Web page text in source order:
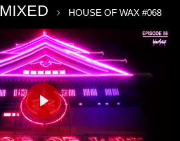
MIXED HOUSE OF WAX #068
PLAY